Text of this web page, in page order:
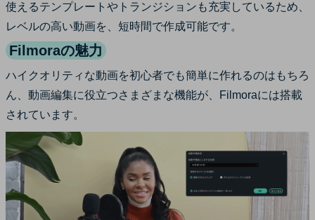
使えるテンプレートやトランジションも充実しているため、
レベルの高い動画を、短時間で作成可能です。
Filmoraの魅力
ハイクオリティな動画を初心者でも簡単に作れるのはもちろ
ん、動画編集に役立つさまざまな機能が、Filmoraには搭載
されています。